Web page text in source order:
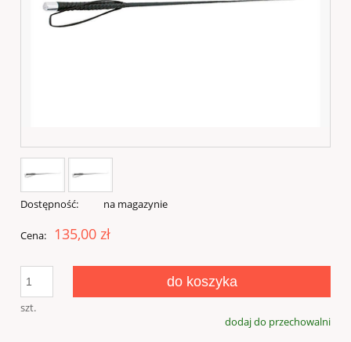
Dostępność: na magazynie
Cena: 135,00 zł
szt.
do koszyka
dodaj do przechowalni